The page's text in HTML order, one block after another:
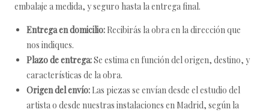
embalaje a medida, y seguro hasta la entrega final.
Entrega en domicilio: Recibirás la obra en la dirección que
nos indiques.
Plazo de entrega:Se estima en función del origen, destino, y
características de la obra.
Origen del envío: Las piezas se envían desde el estudio del
artista o desde nuestras instalaciones en Madrid, según la